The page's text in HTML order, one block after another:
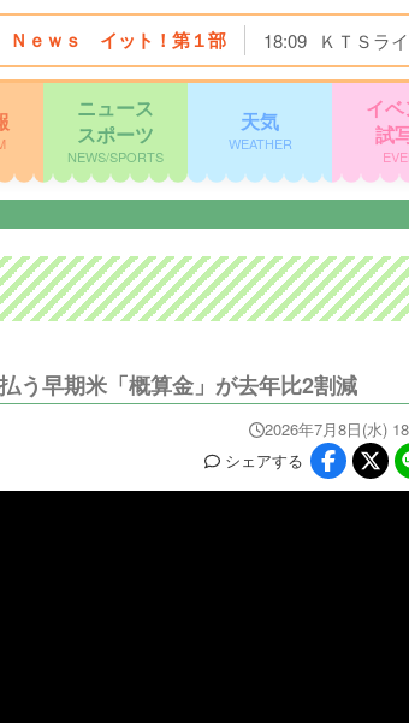
Ｎｅｗｓ イット！第１部 18:09 ＫＴＳラ
ニュース
スポーツ
NEWS/SPORTS
天気
WEATHER
イ
試
早期米「概算金」が去年比2割減
2026年7月8日(水)
シェアする